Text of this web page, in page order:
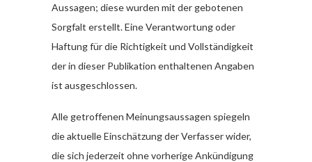
Aussagen; diese wurden mit der gebotenen
Sorgfalt erstellt. Eine Verantwortung oder
Haftung für die Richtigkeit und Vollständigkeit
der in dieser Publikation enthaltenen Angaben
ist ausgeschlossen.
Alle getroffenen Meinungsaussagen spiegeln
die aktuelle Einschätzung der Verfasser wider,
die sich jederzeit ohne vorherige Ankündigung